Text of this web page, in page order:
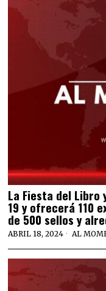
La Fiesta del Libro
19 y ofrecerá 110
de 500 sellos y
ABRIL 18, 2024 AL